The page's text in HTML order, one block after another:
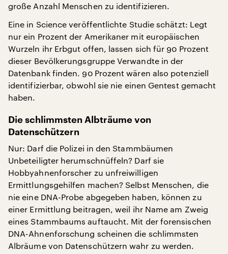
große Anzahl Menschen zu identifizieren.
Eine in Science veröffentlichte Studie schätzt: Legt
nur ein Prozent der Amerikaner mit europäischen
Wurzeln ihr Erbgut offen, lassen sich für 90 Prozent
dieser Bevölkerungsgruppe Verwandte in der
Datenbank finden. 90 Prozent wären also potenziell
identifizierbar, obwohl sie nie einen Gentest gemacht
haben.
Die schlimmsten Albträume von
Datenschützern
Nur: Darf die Polizei in den Stammbäumen
Unbeteiligter herumschnüffeln? Darf sie
Hobbyahnenforscher zu unfreiwilligen
Ermittlungsgehilfen machen? Selbst Menschen, die
nie eine DNA-Probe abgegeben haben, können zu
einer Ermittlung beitragen, weil ihr Name am Zweig
eines Stammbaums auftaucht. Mit der forensischen
DNA-Ahnenforschung scheinen die schlimmsten
Albräume von Datenschützern wahr zu werden.